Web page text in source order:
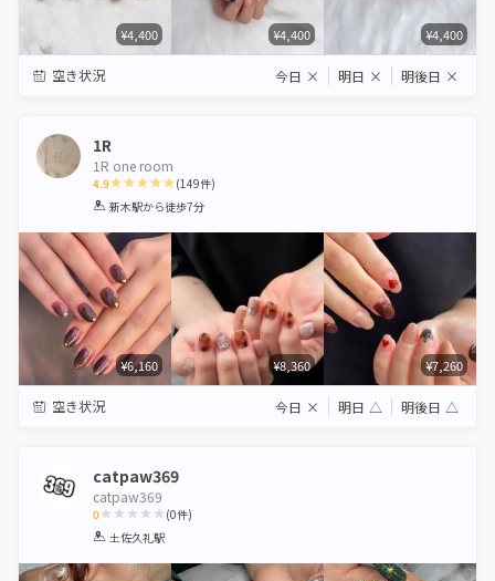
¥4,400 ¥4,400 ¥4,400
空き状況 今日 × 明日 × 明後日 ×
1R
1R one room
4.9
1 2 3 4 5
(149件)
新木駅から徒歩7分
¥6,160 ¥8,360 ¥7,260
空き状況 今日 × 明日 △ 明後日 △
catpaw369
catpaw369
0
1 2 3 4 5
(0件)
土佐久礼駅